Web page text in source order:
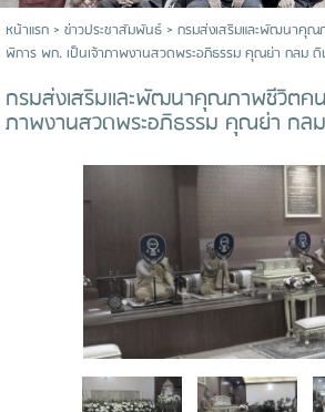
หน้าแรก> ข่าวประชาสัมพันธ์> กรมส่งเสริมและพัฒนาคุ
พิการ พก. เป็นเจ้าภาพงานสวดพระอภิธรรม คุณย่า กลม ดิ
กรมส่งเสริมและพัฒนาคุณภาพชีวิตค
ภาพงานสวดพระอภิธรรม คุณย่า กล